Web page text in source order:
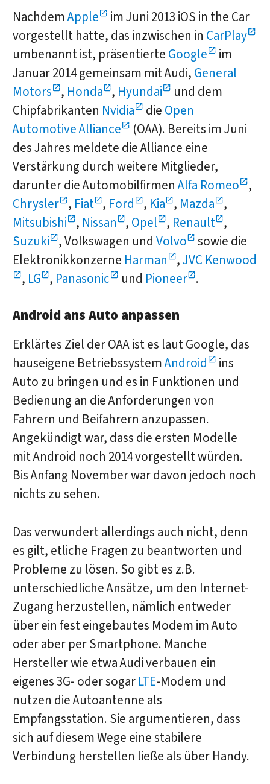
NachdemApple
im Juni 2013 iOS in the Car
vorgestellt hatte, das inzwischen in CarPlay
umbenannt ist, präsentierte Google
im
Januar 2014 gemeinsam mit Audi, General
Motors , Honda , Hyundai
und dem
Chipfabrikanten Nvidia die Open
Automotive Alliance
(OAA). Bereits im Juni
des Jahres meldete die Alliance eine
Verstärkung durch weitere Mitglieder,
darunter die AutomobilfirmenAlfa Romeo ,
Chrysler , Fiat , Ford , Kia , Mazda ,
Mitsubishi , Nissan , Opel , Renault ,
Suzuki , Volkswagen und Volvo
sowie die
Elektronikkonzerne Harman ,JVC Kenwood
, LG , Panasonic und Pioneer .
Android ans Auto anpassen
Erklärtes Ziel der OAA ist es laut Google, das
hauseigene BetriebssystemAndroid
ins
Auto zu bringen und es in Funktionen und
Bedienung an die Anforderungen von
Fahrern und Beifahrern anzupassen.
Angekündigt war, dass die ersten Modelle
mit Android noch 2014 vorgestellt würden.
Bis Anfang November war davon jedoch noch
nichts zu sehen.
Das verwundert allerdings auch nicht, denn
es gilt, etliche Fragen zu beantworten und
Probleme zu lösen. So gibt es z.B.
unterschiedliche Ansätze, um den Internet-
Zugang herzustellen, nämlich entweder
über ein fest eingebautes Modem im Auto
oder aber per Smartphone. Manche
Hersteller wie etwa Audi verbauen ein
eigenes 3G- oder sogar LTE-Modem und
nutzen die Autoantenne als
Empfangsstation. Sie argumentieren, dass
sich auf diesem Wege eine stabilere
Verbindung herstellen ließe als über Handy.